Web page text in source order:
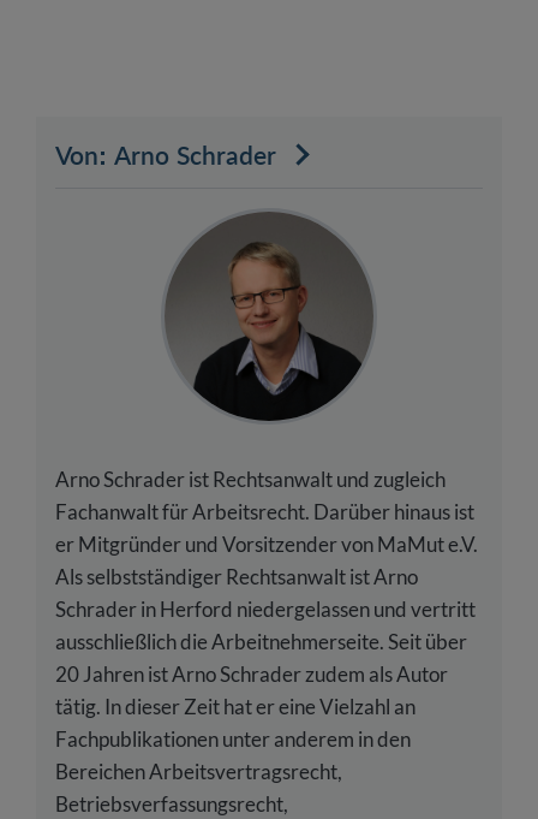
Von: Arno Schrader
Arno Schrader ist Rechtsanwalt und zugleich
Fachanwalt für Arbeitsrecht. Darüber hinaus ist
er Mitgründer und Vorsitzender von MaMut e.V.
Als selbstständiger Rechtsanwalt ist Arno
Schrader in Herford niedergelassen und vertritt
ausschließlich die Arbeitnehmerseite. Seit über
20 Jahren ist Arno Schrader zudem als Autor
tätig. In dieser Zeit hat er eine Vielzahl an
Fachpublikationen unter anderem in den
Bereichen Arbeitsvertragsrecht,
Betriebsverfassungsrecht,